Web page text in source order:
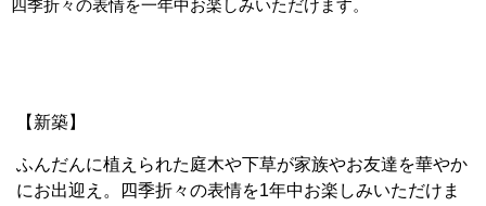
四季折々の表情を一年中お楽しみいただけます。
【新築】
ふんだんに植えられた庭木や下草が家族やお友達を華やか
にお出迎え。四季折々の表情を1年中お楽しみいただけま